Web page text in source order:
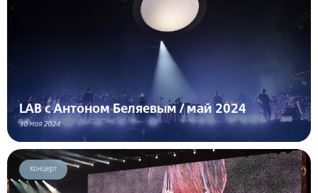
LAB с Антоном Беляевым / май 2024
30 мая 2024
Концерт